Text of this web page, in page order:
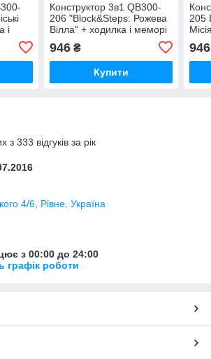
і
Конструктор 3в1 QB300-
206 "Block&Steps: Рожева
Вілла" + ходилка і меморі
гра 124 великих деталей
qbee
946₴
Купити
205
946
з 333 відгуків за рік
4/6, Рівне, Україна
з 00:00 до 24:00
графік роботи